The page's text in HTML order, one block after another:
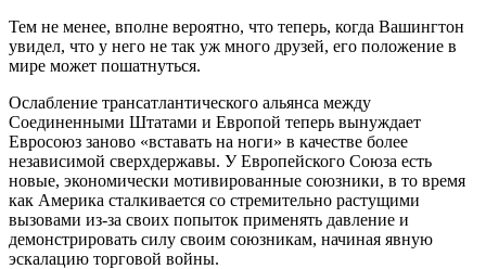
Тем не менее, вполне вероятно, что теперь, когда Вашингтон
увидел, что у него не так уж много друзей, его положение в
мире может пошатнуться.
Ослабление трансатлантического альянса между
Соединенными Штатами и Европой теперь вынуждает
Евросоюз заново «вставать на ноги» в качестве более
независимой сверхдержавы. У Европейского Союза есть
новые, экономически мотивированные союзники, в то время
как Америка сталкивается со стремительно растущими
вызовами из-за своих попыток применять давление и
демонстрировать силу своим союзникам, начиная явную
эскалацию торговой войны.